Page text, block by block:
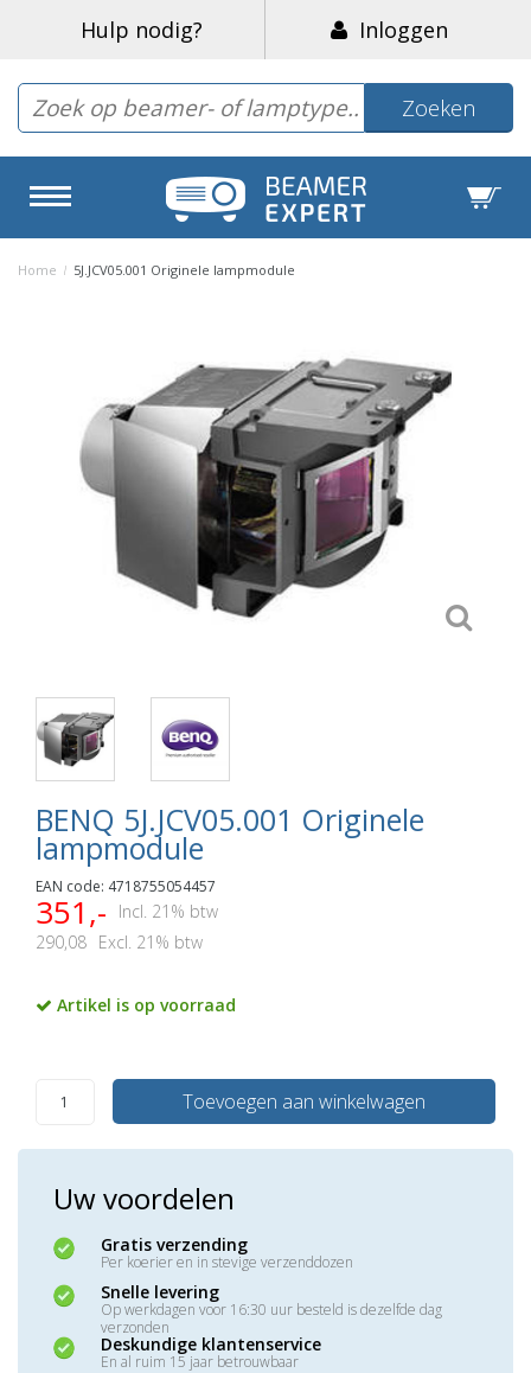
Hulp nodig? Inloggen
Zoeken
Home / 5J.JCV05.001 Originele lampmodule
BENQ 5J.JCV05.001 Originele
lampmodule
EAN code: 4718755054457
351,-
Incl. 21% btw
290,08 Excl. 21% btw
Artikel is op voorraad
Toevoegen aan winkelwagen
Uw voordelen
Gratis verzending
Per koerier en in stevige verzenddozen
Snelle levering
Op werkdagen voor 16:30 uur besteld is dezelfde dag
verzonden
Deskundige klantenservice
En al ruim 15 jaar betrouwbaar